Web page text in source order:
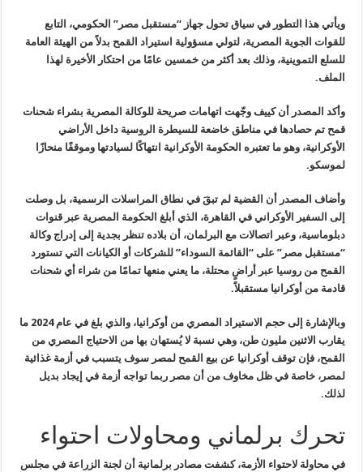
ويأتي هذا التطور في سياق تحول جهاز “مستقبل مصر” الحكومي، التابع
للقوات الجوية المصرية، لتولي مسؤولية استيراد القمح بدلاً من الهيئة العامة
للسلع التموينية، وذلك بعد أكثر من خمسين عامًا من احتكار الأخيرة لهذا
الملف.
وأكد المصدر أن كييف وجّهت اتهامات صريحة للوكالة المصرية بشراء شحنات
قمح تم حصادها في مناطق خاضعة للسيطرة الروسية داخل الأراضي
الأوكرانية، وهو ما تعتبره الحكومة الأوكرانية انتهاكًا لسيادتها وموقفًا منحازًا
لموسكو.
وأضاف المصدر أن القضية لم تبقَ في نطاق المراسلات الرسمية، بل وصلت
إلى السفير الأوكراني في القاهرة، الذي أبلغ الحكومة المصرية عبر قنوات
دبلوماسية، وعبر اتصالات مع البرلمان، أن بلاده تنظر بجدية إلى إدراج وكالة
“مستقبل مصر” على “القائمة السوداء” للشركات أو الكيانات التي تستورد
القمح من روسيا عبر أراضٍ محتلة، ما يعني منعها تمامًا من شراء أي شحنات
قادمة من أوكرانيا مستقبلاً.
وبالإشارة إلى حجم الاستيراد المصري من أوكرانيا، والذي بلغ في عام 2024
ما
يقارب الاثنين مليون طن، وهي نسبة لا يُستهان بها من الاحتياج المصري من
القمح، فإن توقف أوكرانيا عن بيع القمح لمصر سوف يتسبب في أزمة غذائية
لمصر، خاصة في ظل مخاوف من أن مصر ربما تواجه أزمة في إيجاد بديل
لذلك.
تحرك برلماني ومحاولات احتواء
في محاولة لاحتواء الأزمة، كشفت مصادر برلمانية أن لجنة الزراعة في مجلس